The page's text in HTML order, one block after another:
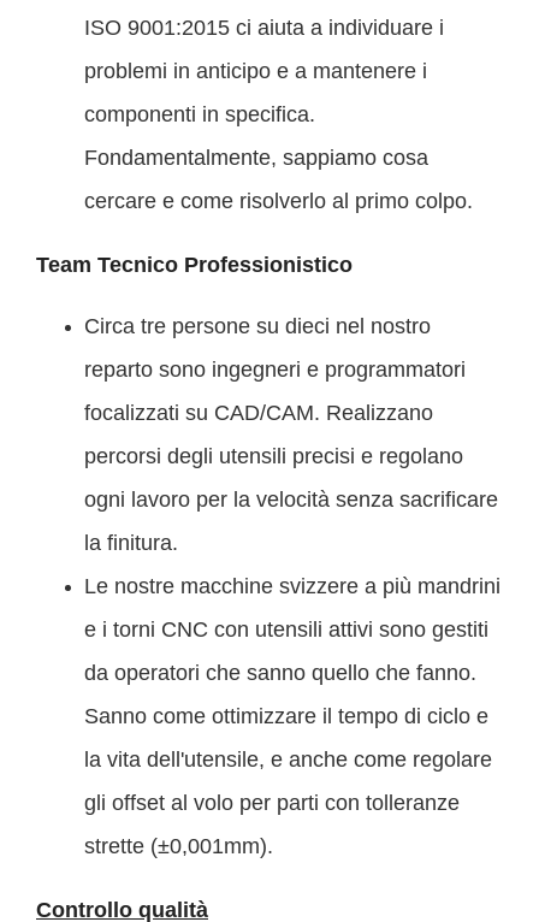
ISO 9001:2015 ci aiuta a individuare i
problemi in anticipo e a mantenere i
componenti in specifica.
Fondamentalmente, sappiamo cosa
cercare e come risolverlo al primo colpo.
Team Tecnico Professionistico
Circa tre persone su dieci nel nostro
reparto sono ingegneri e programmatori
focalizzati su CAD/CAM. Realizzano
percorsi degli utensili precisi e regolano
ogni lavoro per la velocità senza sacrificare
la finitura.
Le nostre macchine svizzere a più mandrini
e i torni CNC con utensili attivi sono gestiti
da operatori che sanno quello che fanno.
Sanno come ottimizzare il tempo di ciclo e
la vita dell'utensile, e anche come regolare
gli offset al volo per parti con tolleranze
strette (±0,001mm).
Controllo qualità